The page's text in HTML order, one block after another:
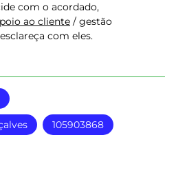
com o acordado,
ao cliente / gestão
com eles.
105903868